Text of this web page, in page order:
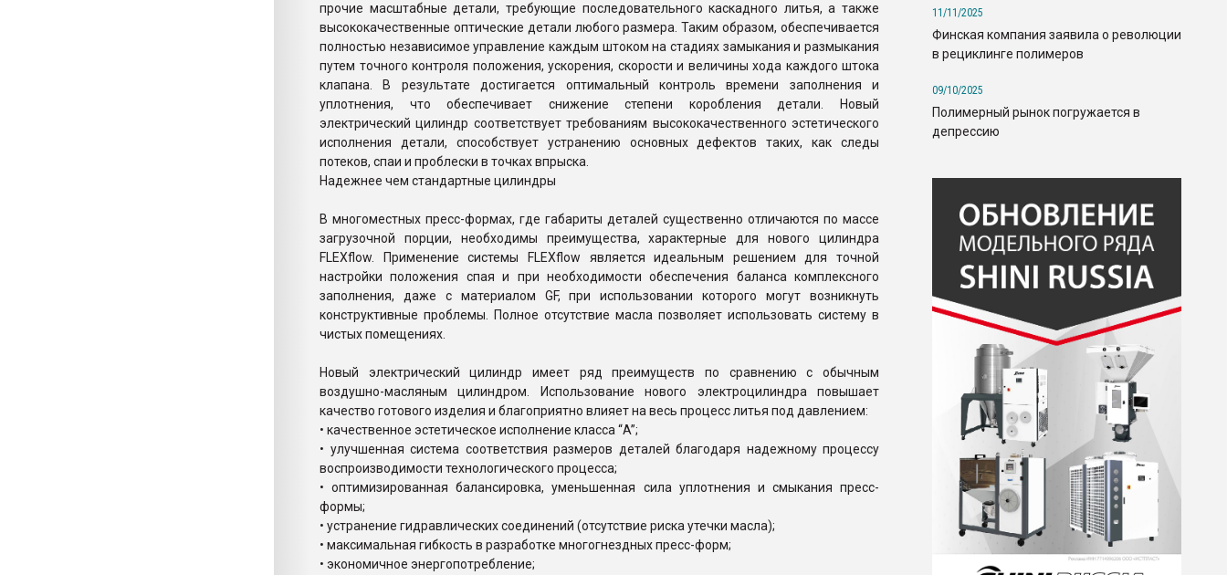
прочие масштабные детали, требующие последовательного каскадного литья, а также
высококачественные оптические детали любого размера. Таким образом, обеспечивается
полностью независимое управление каждым штоком на стадиях замыкания и размыкания
путем точного контроля положения, ускорения, скорости и величины хода каждого штока
клапана. В результате достигается оптимальный контроль времени заполнения и
уплотнения, что обеспечивает снижение степени коробления детали. Новый
электрический цилиндр соответствует требованиям высококачественного эстетического
исполнения детали, способствует устранению основных дефектов таких, как следы
потеков, спаи и проблески в точках впрыска.
Надежнее чем стандартные цилиндры
В многоместных пресс-формах, где габариты деталей существенно отличаются по массе
загрузочной порции, необходимы преимущества, характерные для нового цилиндра
FLEXflow. Применение системы FLEXflow является идеальным решением для точной
настройки положения спая и при необходимости обеспечения баланса комплексного
заполнения, даже с материалом GF, при использовании которого могут возникнуть
конструктивные проблемы. Полное отсутствие масла позволяет использовать систему в
чистых помещениях.
Новый электрический цилиндр имеет ряд преимуществ по сравнению с обычным
воздушно-масляным цилиндром. Использование нового электроцилиндра повышает
качество готового изделия и благоприятно влияет на весь процесс литья под давлением:
• качественное эстетическое исполнение класса “A”;
• улучшенная система соответствия размеров деталей благодаря надежному процессу
воспроизводимости технологического процесса;
• оптимизированная балансировка, уменьшенная сила уплотнения и смыкания пресс-
формы;
• устранение гидравлических соединений (отсутствие риска утечки масла);
• максимальная гибкость в разработке многогнездных пресс-форм;
• экономичное энергопотребление;
11/11/2025
Финская компания заявила о революции
в рециклинге полимеров
09/10/2025
Полимерный рынок погружается в
депрессию